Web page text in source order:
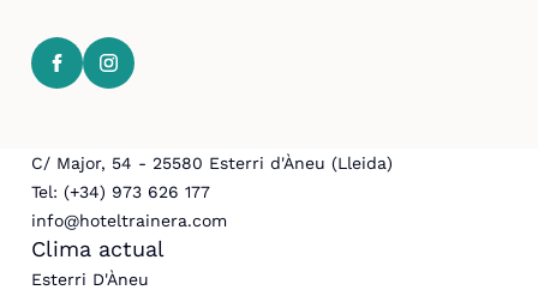
C/ Major, 54 - 25580 Esterri d'Àneu (Lleida)
Tel: (+34) 973 626 177
info@hoteltrainera.com
Clima actual
Esterri D'Àneu